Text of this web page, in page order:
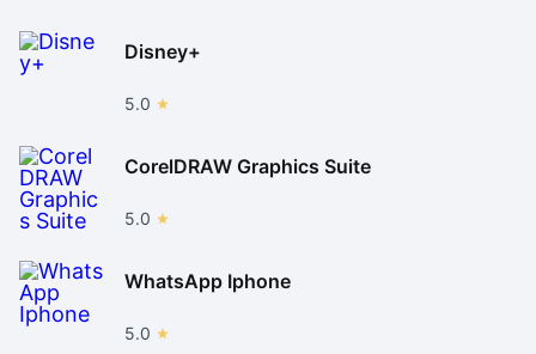
Disney+
5.0
CorelDRAW Graphics Suite
5.0
WhatsApp Iphone
5.0